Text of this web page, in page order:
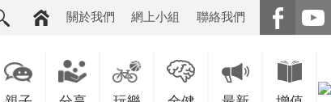
關於我們 網上小組 聯絡我們